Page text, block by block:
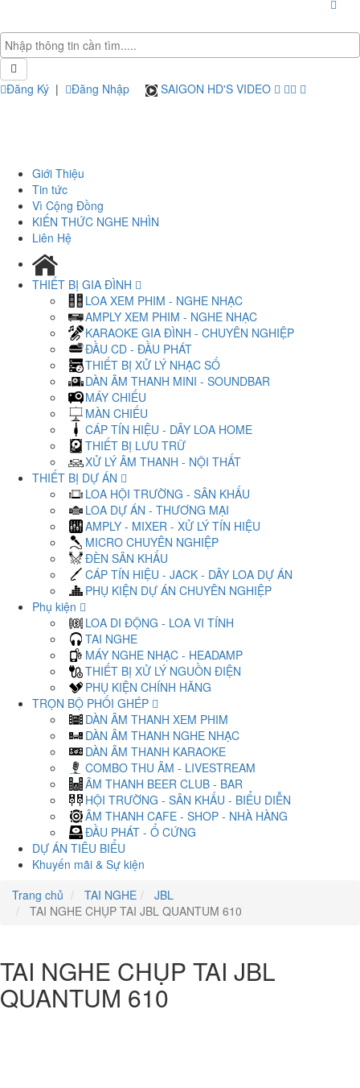
Đăng Ký | Đăng Nhập SAIGON HD'S VIDEO
Giới Thiệu
Tin tức
Vì Cộng Đồng
KIẾN THỨC NGHE NHÌN
Liên Hệ
THIẾT BỊ GIA ĐÌNH
LOA XEM PHIM - NGHE NHẠC
AMPLY XEM PHIM - NGHE NHẠC
KARAOKE GIA ĐÌNH - CHUYÊN NGHIỆP
ĐẦU CD - ĐẦU PHÁT
THIẾT BỊ XỬ LÝ NHẠC SỐ
DÀN ÂM THANH MINI - SOUNDBAR
MÁY CHIẾU
MÀN CHIẾU
CÁP TÍN HIỆU - DÂY LOA HOME
THIẾT BỊ LƯU TRỮ
XỬ LÝ ÂM THANH - NỘI THẤT
THIẾT BỊ DỰ ÁN
LOA HỘI TRƯỜNG - SÂN KHẤU
LOA DỰ ÁN - THƯƠNG MẠI
AMPLY - MIXER - XỬ LÝ TÍN HIỆU
MICRO CHUYÊN NGHIỆP
ĐÈN SÂN KHẤU
CÁP TÍN HIỆU - JACK - DÂY LOA DỰ ÁN
PHỤ KIỆN DỰ ÁN CHUYÊN NGHIỆP
Phụ kiện
LOA DI ĐỘNG - LOA VI TÍNH
TAI NGHE
MÁY NGHE NHẠC - HEADAMP
THIẾT BỊ XỬ LÝ NGUỒN ĐIỆN
PHỤ KIỆN CHÍNH HÃNG
TRỌN BỘ PHỐI GHÉP
DÀN ÂM THANH XEM PHIM
DÀN ÂM THANH NGHE NHẠC
DÀN ÂM THANH KARAOKE
COMBO THU ÂM - LIVESTREAM
ÂM THANH BEER CLUB - BAR
HỘI TRƯỜNG - SÂN KHẤU - BIỂU DIỄN
ÂM THANH CAFE - SHOP - NHÀ HÀNG
ĐẦU PHÁT - Ổ CỨNG
DỰ ÁN TIÊU BIỂU
Khuyến mãi & Sự kiện
Trang chủ
TAI NGHE
JBL
TAI NGHE CHỤP TAI JBL QUANTUM 610
TAI NGHE CHỤP TAI JBL
QUANTUM 610